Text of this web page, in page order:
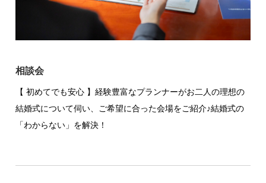
相談会
【 初めてでも安心 】経験豊富なプランナーがお二人の理想の
結婚式について伺い、ご希望に合った会場をご紹介♪結婚式の
「わからない」を解決！